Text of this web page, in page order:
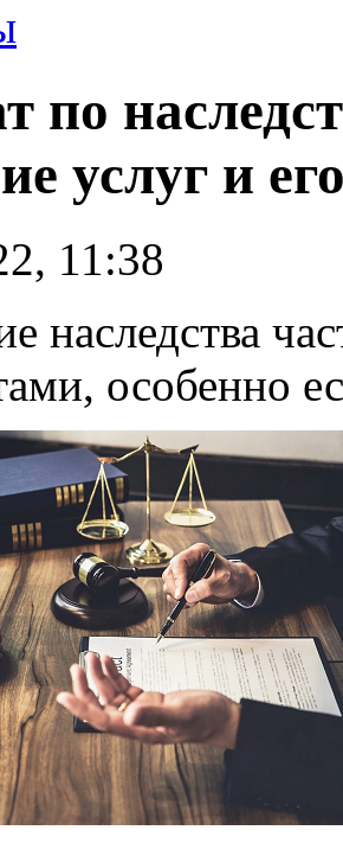
по
услуг и
11:38
наследства
особенно